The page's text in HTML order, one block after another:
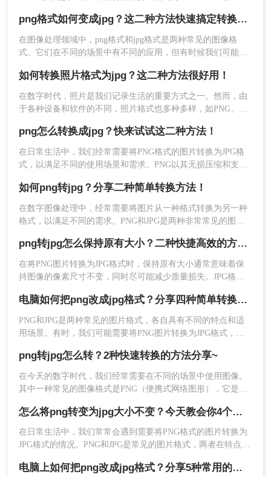
将PNG图像转换为JPG格式，以减小文件大小或满足特定的使
用需求。本文将指导您电脑如何png转jpg。
png格式如何变成jpg？这二种方法快速搞定转换!！
在图像处理领域中，png格式和jpg格式是两种常见的图像格
式。它们在不同的场景中有不同的应用，但有时候我们可能需
么png格式如何变成jpg呢？本文将为您介绍让他种简单而有效
的方法，帮助您将png格式变成jpg格式。
如何转换照片格式为jpg？这二种方法很好用！
在数字时代，照片是我们记录生活的重要方式之一。然而，由
于各种设备和软件的不同，照片格式也多种多样，如PNG、
转换为JPG格式。那么如何转换照片格式为jpg呢？本文将介绍
两种简单而有效的方法，帮助你轻松实现照片格式的转换。
png怎么转换成jpg？快来试试这二种方法！
在日常生活中，我们经常需要将PNG格式的图片转换为JPG格
式，以满足不同的使用场景和需求。PNG以其无损压缩和支持
泛的兼容性成为互联网上最常用的图片格式之一。那么png怎么
转换成jpg呢？本文将介绍两种将PNG转换成JPG的方法。
如何png转jpg？分享二种简单转换方法！
在数字图像处理中，经常需要将图片从一种格式转换为另一种
格式，以满足不同的需求。PNG和JPG是两种非常常见的图片
而JPG格式则是有损压缩，但文件大小通常更小，更适合网页
和社交媒体分享。本文将详细介绍如何png转jpg。
png转jpg怎么保持原有大小？二种快捷高效的方法推荐给你！
在将PNG图片转换为JPG格式时，保持原有大小通常意味着保
持图像的像素尺寸不变，同时尽可能减少质量损失。JPG格式
数据，但可以通过调整压缩质量来平衡文件大小与图像质量之
间的关系。以下是png转jpg怎么保持原有大小的步骤和注意事
项。
电脑如何把png改成jpg格式？分享四种简单转换方法！
​PNG和JPG是两种常见的图片格式，各自具有不同的特点和适
用场景。有时，我们可能需要将PNG图片转换为JPG格式，以
下面将介绍四种在电脑上将PNG改为JPG格式的方法，帮助您
轻松完成格式转换。
png转jpg怎么转？2种快速转换的方法分享~
在今天的数字时代，我们经常需要在不同的场景中使用图像。
其中一种常见的图像格式是PNG（便携式网络图形），它是一
下，我们可能需要将PNG图像转换为JPG（Joint Photographic
Experts Group）格式，因为JPG格式具有较小的文件大小，更
适合在网站上加载和共享。那么png转jpg怎么转​呢？本文将为
怎么将png转变为jpg大小不变？今天教会你4个方法！
在日常生活中，我们常常会遇到需要将PNG格式的图片转换为
JPG格式的情况。PNG和JPG是常见的图片格式，两者在特点和
势，适合用于保存图标、图形及logo等；而JPG格式则以有损压
电脑上如何把png改成jpg格式？分享5种常用的转换方法！